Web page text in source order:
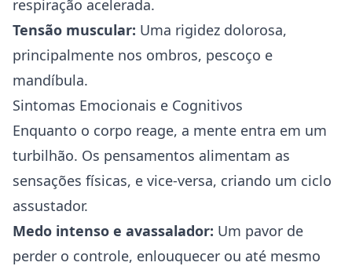
respiração acelerada.
Tensão muscular: Uma rigidez dolorosa,
principalmente nos ombros, pescoço e
mandíbula.
Sintomas Emocionais e Cognitivos
Enquanto o corpo reage, a mente entra em um
turbilhão. Os pensamentos alimentam as
sensações físicas, e vice-versa, criando um ciclo
assustador.
Medo intenso e avassalador: Um pavor de
perder o controle, enlouquecer ou até mesmo